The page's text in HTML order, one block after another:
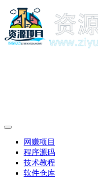
网赚项目
程序源码
技术教程
软件仓库